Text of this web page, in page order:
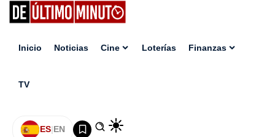
Inicio Noticias Cine Loterías Finanzas
TV
ES|EN